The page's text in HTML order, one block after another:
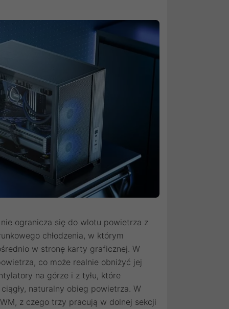
ogranicza się do wlotu powietrza z
chłodzenia, w którym
w stronę karty graficznej. W
co może realnie obniżyć jej
na górze i z tyłu, które
naturalny obieg powietrza. W
z czego trzy pracują w dolnej sekcji